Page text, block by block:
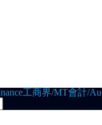
工商界/MT會計/